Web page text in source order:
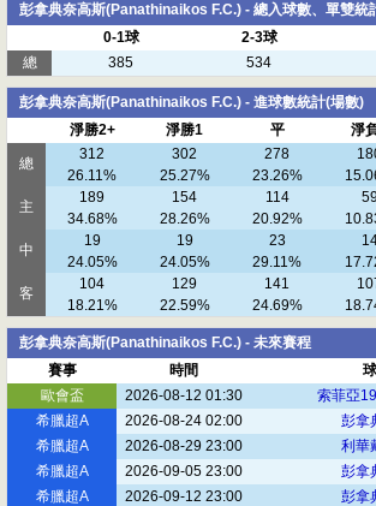
彭拿典奈高斯(Panathinaikos F.C.) - 總入球數、單雙統
0-1球
2-3球
總
385 534
彭拿典奈高斯(Panathinaikos F.C.) - 進球數統計(場數)
淨勝2+
淨勝1 平 淨
總
312 302 278
26.11%
25.27% 23.26%
主
189 154 114
34.68%
28.26% 20.92%
中
19 19 23
24.05%
24.05% 29.11%
客
104 129 141
18.21%
22.59% 24.69%
彭拿典奈高斯(Panathinaikos F.C.) - 未來賽程
賽事
時間
歐會盃
2026-08-12 01:30
索菲亞
希臘超A
2026-08-24 02:00
彭拿
希臘超A
2026-08-29 23:00
利華
希臘超A
2026-09-05 23:00
彭拿
希臘超A
2026-09-12 23:00
彭拿